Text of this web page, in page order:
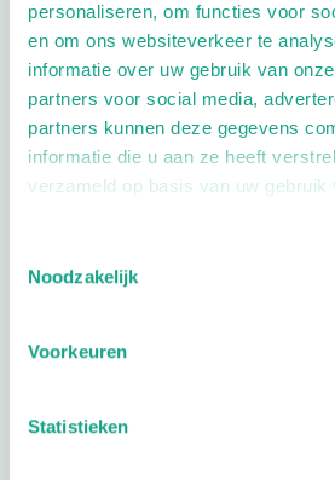
personaliseren, om functies voor
en om ons websiteverkeer te
informatie over uw gebruik van
partners voor social media,
partners kunnen deze gegevens
informatie die u aan ze heeft
verzameld op basis van uw gebruik
Noodzakelijk
Voorkeuren
Statistieken
Kinderen
Extra opties
Openingstijden